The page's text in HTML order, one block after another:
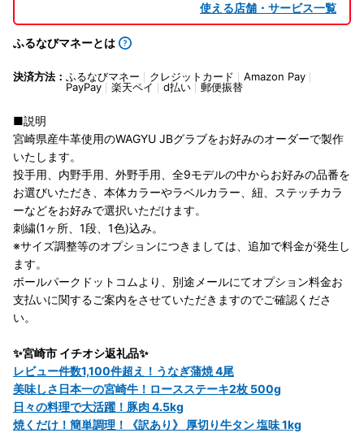
使える店舗・サービス一覧
ふるなびマネーとは
決済方法： ふるなびマネー クレジットカード
Amazon Pay
PayPay
楽天ペイ d払い 郵便振替
■説明
宮崎県産牛革使用のWAGYU JBグラブをお好みのオーダーで製作
いたします。
投手用、内野手用、外野手用、全9モデルの中からお好みの品番を
お選びいただき、本体カラーやラベルカラー、紐、ステッチカラ
ーなどをお好みで選択いただけます。
刺繍(1ヶ所、1段、1色)込み。
※サイズ調整等のオプションにつきましては、追加で料金が発生し
ます。
ボールパークドットコムより、別途メールにてオプション料金お
支払いに関するご案内をさせていただきますのでご確認くださ
い。
✨宮崎市 イチオシ返礼品✨
レビュー件数1,100件超え！うなぎ蒲焼 4尾
美味しさ日本一の宮崎牛！ロースステーキ2枚 500g
日々の料理で大活躍！豚肉 4.5kg
焼くだけ！簡単調理！《訳あり》 厚切り牛タン 塩味 1kg